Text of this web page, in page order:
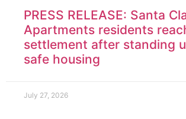
PRESS RELEASE: Santa
Apartments residents
settlement after standing
safe housing
July 27, 2026